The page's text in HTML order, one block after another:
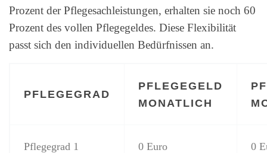
Prozent der Pflegesachleistungen, erhalten sie noch 60
Prozent des vollen Pflegegeldes. Diese Flexibilität
passt sich den individuellen Bedürfnissen an.
PFLEGEGRAD
PFLEGEGELD
MONATLICH
Pflegegrad 1 0 Euro 0